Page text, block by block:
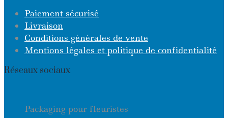
Paiement sécurisé
Livraison
Conditions générales de vente
Mentions légales et politique de confidentialité
Réseaux sociaux
Packaging pour fleuristes